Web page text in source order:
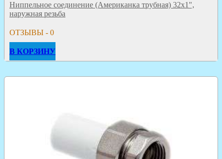
Ниппельное соединение (Американка трубная) 32х1",
наружная резьба
ОТЗЫВЫ - 0
В КОРЗИНУ